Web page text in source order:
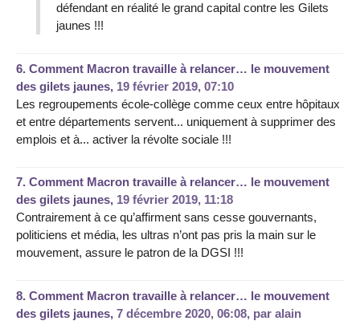
défendant en réalité le grand capital contre les Gilets
jaunes !!!
6. Comment Macron travaille à relancer… le mouvement
des gilets jaunes, 19 février 2019, 07:10
Les regroupements école-collège comme ceux entre hôpitaux
et entre départements servent... uniquement à supprimer des
emplois et à... activer la révolte sociale !!!
7. Comment Macron travaille à relancer… le mouvement
des gilets jaunes, 19 février 2019, 11:18
Contrairement à ce qu’affirment sans cesse gouvernants,
politiciens et média, les ultras n’ont pas pris la main sur le
mouvement, assure le patron de la DGSI !!!
8. Comment Macron travaille à relancer… le mouvement
des gilets jaunes, 7 décembre 2020, 06:08, par alain